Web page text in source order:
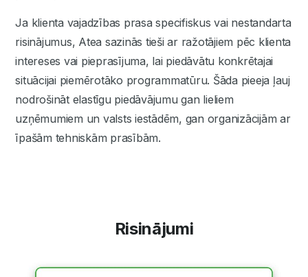
Ja klienta vajadzības prasa specifiskus vai nestandarta
risinājumus, Atea sazinās tieši ar ražotājiem pēc klienta
intereses vai pieprasījuma, lai piedāvātu konkrētajai
situācijai piemērotāko programmatūru. Šāda pieeja ļauj
nodrošināt elastīgu piedāvājumu gan lieliem
uzņēmumiem un valsts iestādēm, gan organizācijām ar
īpašām tehniskām prasībām.
Risinājumi